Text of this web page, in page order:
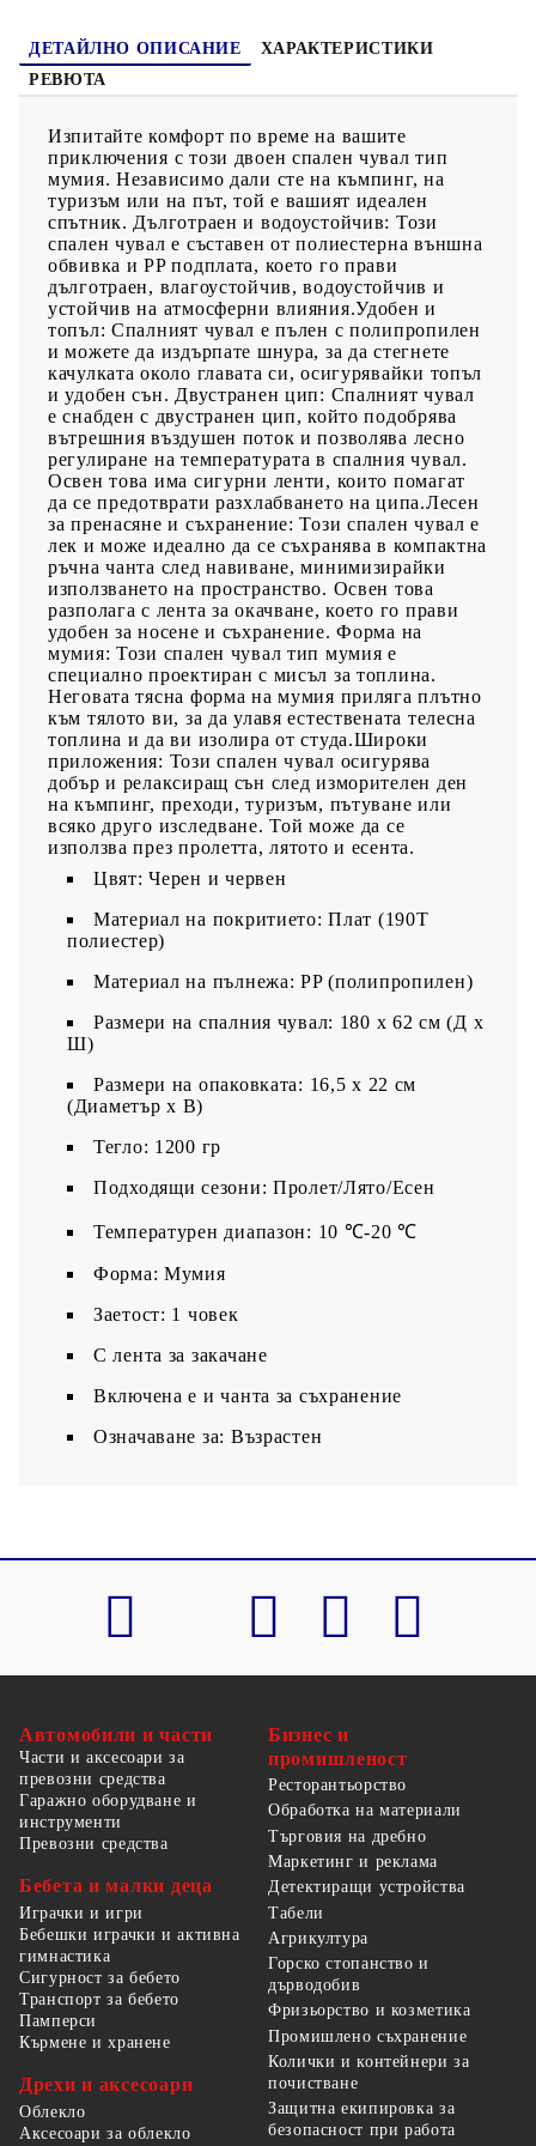
може да се използва през пролетта, лятото и есента.
ДЕТАЙЛНО ОПИСАНИЕ
ХАРАКТЕРИСТИКИ
РЕВЮТА
Изпитайте комфорт по време на вашите
приключения с този двоен спален чувал тип
мумия. Независимо дали сте на къмпинг, на
туризъм или на път, той е вашият идеален
спътник. Дълготраен и водоустойчив: Този
спален чувал е съставен от полиестерна външна
обвивка и PP подплата, което го прави
дълготраен, влагоустойчив, водоустойчив и
устойчив на атмосферни влияния.Удобен и
топъл: Спалният чувал е пълен с полипропилен
и можете да издърпате шнура, за да стегнете
качулката около главата си, осигурявайки топъл
и удобен сън. Двустранен цип: Спалният чувал
е снабден с двустранен цип, който подобрява
вътрешния въздушен поток и позволява лесно
регулиране на температурата в спалния чувал.
Освен това има сигурни ленти, които помагат
да се предотврати разхлабването на ципа.Лесен
за пренасяне и съхранение: Този спален чувал е
лек и може идеално да се съхранява в компактна
ръчна чанта след навиване, минимизирайки
използването на пространство. Освен това
разполага с лента за окачване, което го прави
удобен за носене и съхранение. Форма на
мумия: Този спален чувал тип мумия е
специално проектиран с мисъл за топлина.
Неговата тясна форма на мумия приляга плътно
към тялото ви, за да улавя естествената телесна
топлина и да ви изолира от студа.Широки
приложения: Този спален чувал осигурява
добър и релаксиращ сън след изморителен ден
на къмпинг, преходи, туризъм, пътуване или
всяко друго изследване. Той може да се
използва през пролетта, лятото и есента.
Цвят: Черен и червен
Материал на покритието: Плат (190T
полиестер)
Материал на пълнежа: PP (полипропилен)
Размери на спалния чувал: 180 x 62 см (Д x
Ш)
Размери на опаковката: 16,5 x 22 см
(Диаметър x В)
Тегло: 1200 гр
Подходящи сезони: Пролет/Лято/Есен
Температурен диапазон: 10 ℃-20 ℃
Форма: Мумия
Заетост: 1 човек
С лента за закачане
Включена е и чанта за съхранение
Означаване за: Възрастен
Автомобили и части
Части и аксесоари за
превозни средства
Гаражно оборудване и
инструменти
Превозни средства
Бебета и малки деца
Играчки и игри
Бебешки играчки и активна
гимнастика
Сигурност за бебето
Транспорт за бебето
Памперси
Кърмене и хранене
Дрехи и аксесоари
Облекло
Аксесоари за облекло
Бизнес и
промишленост
Ресторантьорство
Обработка на материали
Търговия на дребно
Маркетинг и реклама
Детектиращи устройства
Табели
Агрикултура
Горско стопанство и
дърводобив
Фризьорство и козметика
Промишлено съхранение
Колички и контейнери за
почистване
Защитна екипировка за
безопасност при работа